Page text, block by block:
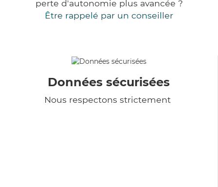
perte d'autonomie plus avancée ?
Être rappelé par un conseiller
Données sécurisées
Nous respectons strictement